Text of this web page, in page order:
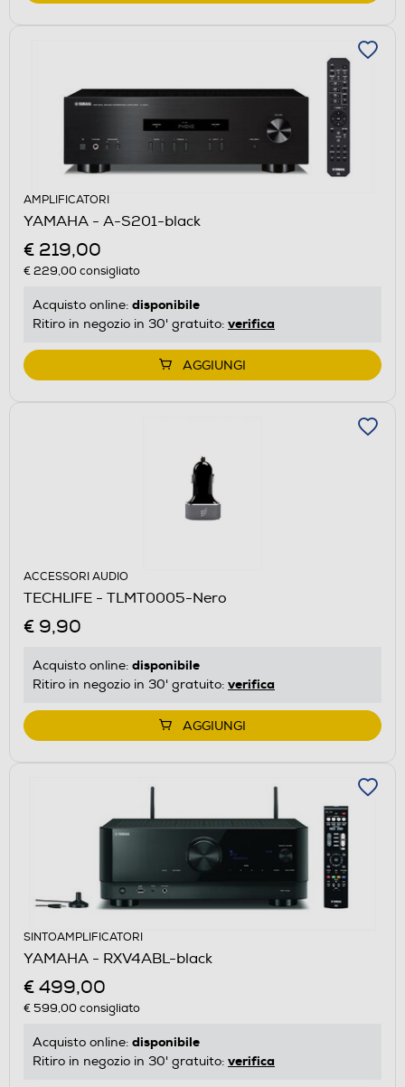
AMPLIFICATORI
YAMAHA - A-S201-black
€ 219,00
€ 229,00consigliato
Acquisto online: disponibile
Ritiro in negozio in 30' gratuito: verifica
AGGIUNGI
ACCESSORI AUDIO
TECHLIFE - TLMT0005-Nero
€ 9,90
Acquisto online: disponibile
Ritiro in negozio in 30' gratuito: verifica
AGGIUNGI
SINTOAMPLIFICATORI
YAMAHA - RXV4ABL-black
€ 499,00
€ 599,00consigliato
Acquisto online: disponibile
Ritiro in negozio in 30' gratuito: verifica